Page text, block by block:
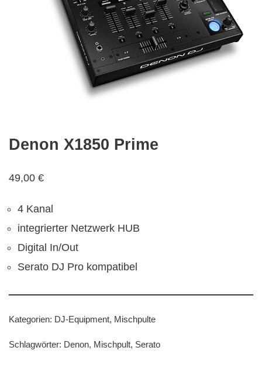
Denon X1850 Prime
49,00 €
4 Kanal
integrierter Netzwerk HUB
Digital In/Out
Serato DJ Pro kompatibel
Kategorien: DJ-Equipment, Mischpulte
Schlagwörter: Denon, Mischpult, Serato